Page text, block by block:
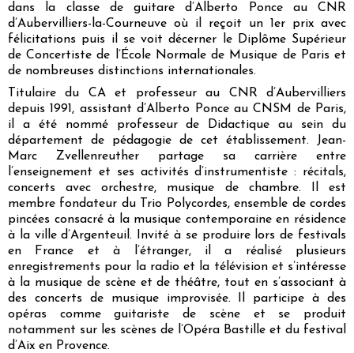
dans la classe de guitare d’Alberto Ponce au CNR
d’Aubervilliers-la-Courneuve où il reçoit un 1er prix avec
félicitations puis il se voit décerner le Diplôme Supérieur
de Concertiste de l’École Normale de Musique de Paris et
de nombreuses distinctions internationales.
Titulaire du CA et professeur au CNR d’Aubervilliers
depuis 1991, assistant d’Alberto Ponce au CNSM de Paris,
il a été nommé professeur de Didactique au sein du
département de pédagogie de cet établissement. Jean-
Marc Zvellenreuther partage sa carrière entre
l’enseignement et ses activités d’instrumentiste : récitals,
concerts avec orchestre, musique de chambre. Il est
membre fondateur du Trio Polycordes, ensemble de cordes
pincées consacré à la musique contemporaine en résidence
à la ville d’Argenteuil. Invité à se produire lors de festivals
en France et à l’étranger, il a réalisé plusieurs
enregistrements pour la radio et la télévision et s’intéresse
à la musique de scène et de théâtre, tout en s’associant à
des concerts de musique improvisée. Il participe à des
opéras comme guitariste de scène et se produit
notamment sur les scènes de l’Opéra Bastille et du festival
d’Aix en Provence.